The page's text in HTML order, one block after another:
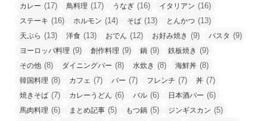
カレー (17) 鳥料理 (17) うなぎ (16) イタリアン (16)
ステーキ (16) ホルモン (14) そば (13) とんかつ (13)
天ぷら (13) 洋食 (13) おでん (12) お好み焼き (9) パスタ (9)
ヨーロッパ料理 (9) 創作料理 (9) 鍋 (9) 鉄板焼き (9)
その他 (8) ダイニングバー (8) 水炊き (8) 海鮮丼 (8)
韓国料理 (8) カフェ (7) バー (7) フレンチ (7) 丼 (7)
焼きそば (7) カレーうどん (6) バル (6) 日本酒バー (6)
馬肉料理 (6) まとめ記事 (5) もつ鍋 (5) ジンギスカン (5)